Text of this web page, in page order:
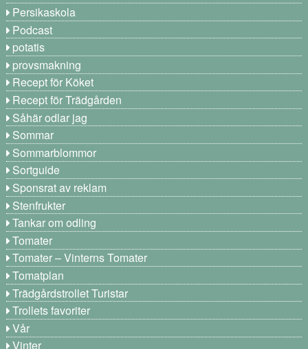
Persikaskola
Podcast
potatis
provsmakning
Recept för Köket
Recept för Trädgården
Såhär odlar jag
Sommar
Sommarblommor
Sortguide
Sponsrat av reklam
Stenfrukter
Tankar om odling
Tomater
Tomater – Vinterns Tomater
Tomatplan
Trädgårdstrollet Turistar
Trollets favoriter
Vår
Vinter